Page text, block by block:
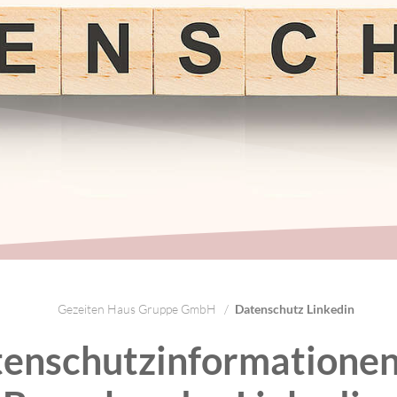
Gezeiten Haus Gruppe GmbH Datenschutz Linkedin